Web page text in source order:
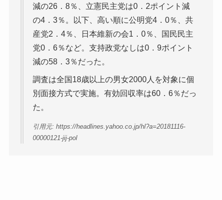
減の26．8％、立憲民主党は0．2ポイント減
の4．3％。以下、高い順に公明党4．0％、共
産党2．4％、日本維新の会1．0％、国民民主
党0．6％など。支持政党なしは0．9ポイント
減の58．3％だった。
調査は全国18歳以上の男女2000人を対象に個
別面接方式で実施。有効回収率は60．6％だっ
た。
引用元: https://headlines.yahoo.co.jp/hl?a=20181116-
00000121-jij-pol